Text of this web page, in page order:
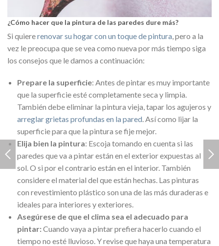
¿Cómo hacer que la pintura de las paredes dure más?
Si quiererenovar su hogar con un toque de pintura , pero a la
vez le preocupa que se vea como nueva por más tiempo siga
los consejos que le damos a continuación:
Prepare la superficie: Antes de pintar es muy importante
que la superficie esté completamente seca y limpia.
También debe eliminar la pintura vieja, tapar los agujeros y
arreglar grietas profundas en la pared . Así como lijar la
superficie para que la pintura se fije mejor.
Elija bien la pintura: Escoja tomando en cuenta si las
paredes que va a pintar están en el exterior expuestas al
sol. O si por el contrario están en el interior. También
considere el material del que están hechas. Las pinturas
con revestimiento plástico son una de las más duraderas e
ideales para interiores y exteriores.
Asegúrese de que el clima sea el adecuado para
pintar:Cuando vaya a pintar prefiera hacerlo cuando el
tiempo no esté lluvioso. Y revise que haya una temperatura